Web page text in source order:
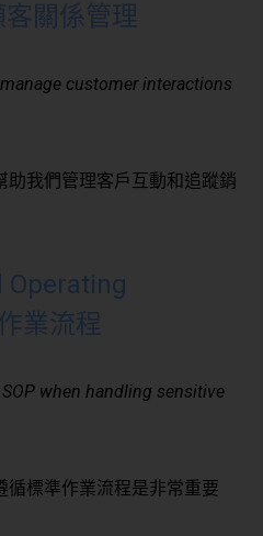
關係管理
customer interactions
助我們管理客戶互動和追蹤銷
Operating
業流程
when handling sensitive
循標準作業流程是非常重要